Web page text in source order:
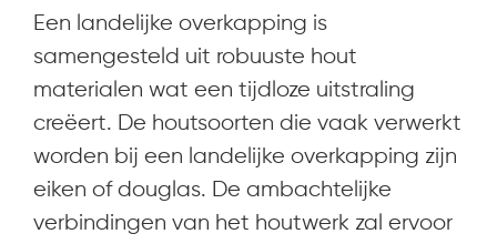
Een landelijke overkapping is
samengesteld uit robuuste hout
materialen wat een tijdloze uitstraling
creëert. De houtsoorten die vaak verwerkt
worden bij een landelijke overkapping zijn
eiken of douglas. De ambachtelijke
verbindingen van het houtwerk zal ervoor